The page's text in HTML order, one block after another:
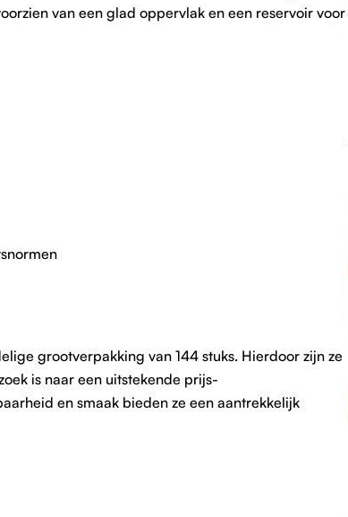
van een glad oppervlak en een reservoir voor
grootverpakking van 144 stuks. Hierdoor zijn ze
is naar een uitstekende prijs-
en smaak bieden ze een aantrekkelijk